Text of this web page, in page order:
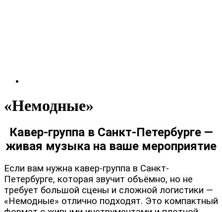
«Немодные»
Кавер-группа в Санкт-Петербурге —
живая музыка на ваше мероприятие
Если вам нужна кавер-группа в Санкт-
Петербурге, которая звучит объёмно, но не
требует большой сцены и сложной логистики —
«Немодные» отлично подходят. Это компактный